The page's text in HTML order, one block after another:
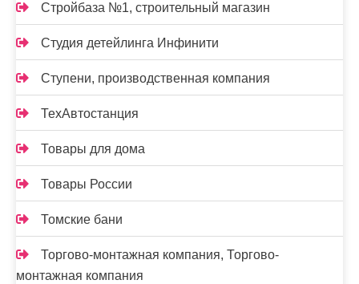
Стройбаза №1, строительный магазин
Студия детейлинга Инфинити
Ступени, производственная компания
ТехАвтостанция
Товары для дома
Товары России
Томские бани
Торгово-монтажная компания, Торгово-
монтажная компания